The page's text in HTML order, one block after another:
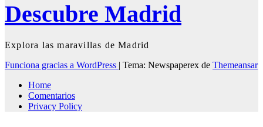
Descubre Madrid
Explora las maravillas de Madrid
Funciona gracias a WordPress
Tema: Newspaperex de Themeansar
Home
Comentarios
Privacy Policy